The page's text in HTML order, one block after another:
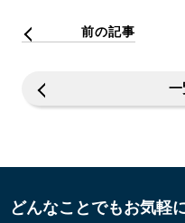
前の記事
一
どんなことでもお気軽